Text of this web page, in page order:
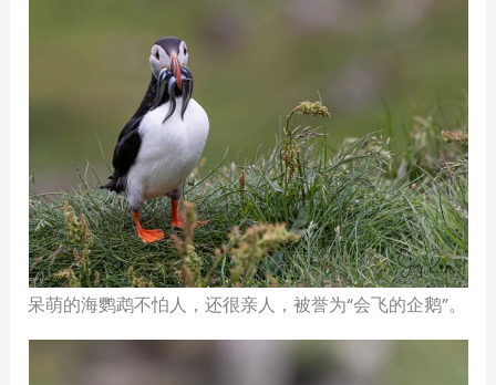
呆萌的海鹦鹉不怕人，还很亲人，被誉为“会飞的企鹅”。